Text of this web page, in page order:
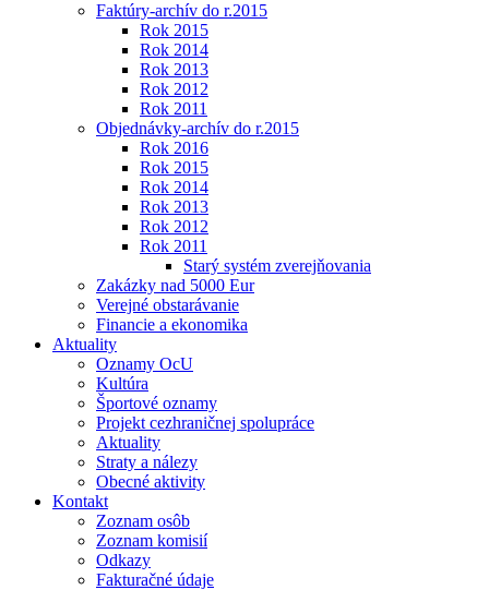
Faktúry-archív do r.2015
Rok 2015
Rok 2014
Rok 2013
Rok 2012
Rok 2011
Objednávky-archív do r.2015
Rok 2016
Rok 2015
Rok 2014
Rok 2013
Rok 2012
Rok 2011
Starý systém zverejňovania
Zakázky nad 5000 Eur
Verejné obstarávanie
Financie a ekonomika
Aktuality
Oznamy OcU
Kultúra
Športové oznamy
Projekt cezhraničnej spolupráce
Aktuality
Straty a nálezy
Obecné aktivity
Kontakt
Zoznam osôb
Zoznam komisií
Odkazy
Fakturačné údaje